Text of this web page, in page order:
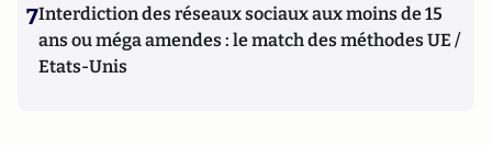
7Interdiction des réseaux sociaux aux moins de 15
ans ou méga amendes : le match des méthodes UE /
Etats-Unis